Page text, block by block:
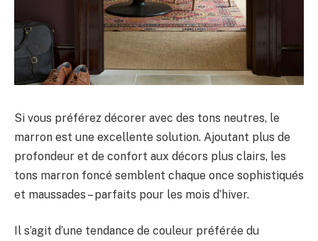
Si vous préférez décorer avec des tons neutres, le
marron est une excellente solution. Ajoutant plus de
profondeur et de confort aux décors plus clairs, les
tons marron foncé semblent chaque once sophistiqués
et maussades – parfaits pour les mois d’hiver.
Il s’agit d’une tendance de couleur préférée du